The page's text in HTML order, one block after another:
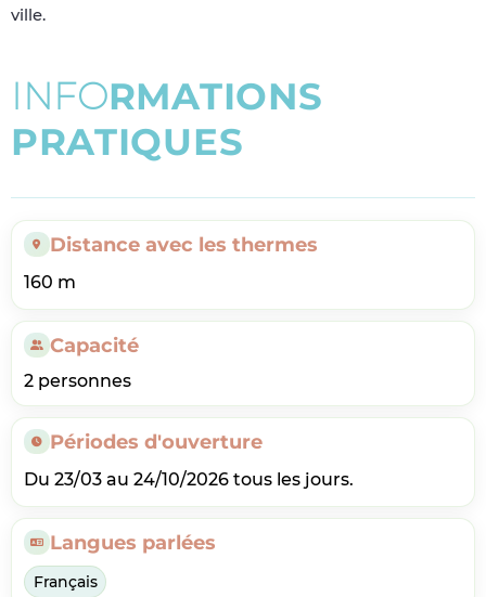
ville.
INFORMATIONS
PRATIQUES
Distance avec les thermes
160 m
Capacité
2 personnes
Périodes d'ouverture
Du 23/03 au 24/10/2026 tous les jours.
Langues parlées
Français